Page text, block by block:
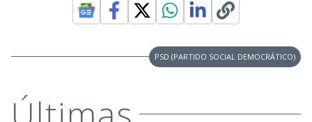
PSD (PARTIDO SOCIAL DEMOCRÁTICO)